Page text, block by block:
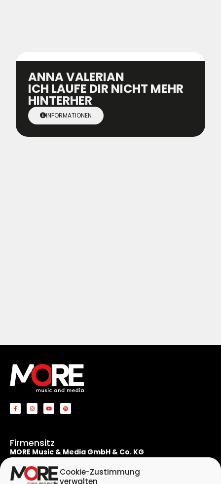
Cookie-Zustimmung
verwalten
ANNA VALERIAN
ICH LAUFE DIR NICHT MEHR
HINTERHER
INFORMATIONEN
Firmensitz
MORE Music & Media GmbH & Co. KG
Apostelnstraße 19
50667 Köln
Deutschland